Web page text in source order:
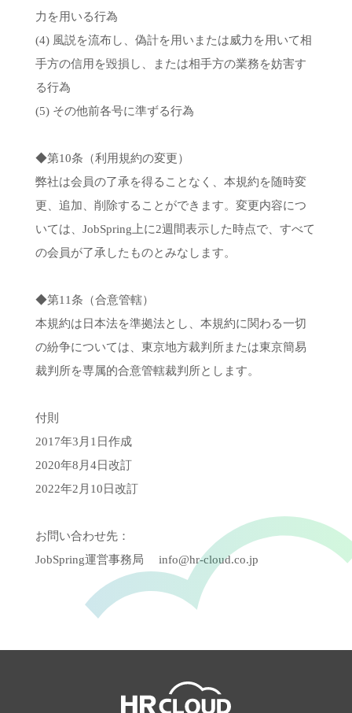
力を用いる行為
(4) 風説を流布し、偽計を用いまたは威力を用いて相
手方の信用を毀損し、または相手方の業務を妨害す
る行為
(5) その他前各号に準ずる行為
◆第10条（利用規約の変更）
弊社は会員の了承を得ることなく、本規約を随時変
更、追加、削除することができます。変更内容につ
いては、JobSpring上に2週間表示した時点で、すべて
の会員が了承したものとみなします。
◆第11条（合意管轄）
本規約は日本法を準拠法とし、本規約に関わる一切
の紛争については、東京地方裁判所または東京簡易
裁判所を専属的合意管轄裁判所とします。
付則
2017年3月1日作成
2020年8月4日改訂
2022年2月10日改訂
お問い合わせ先：
JobSpring運営事務局 info@hr-cloud.co.jp